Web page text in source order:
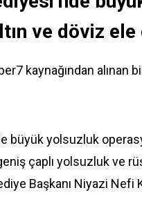
ve döviz
kaynağından alınan
büyük yolsuzluk
çaplı yolsuzluk ve
Başkanı Niyazi Nefi